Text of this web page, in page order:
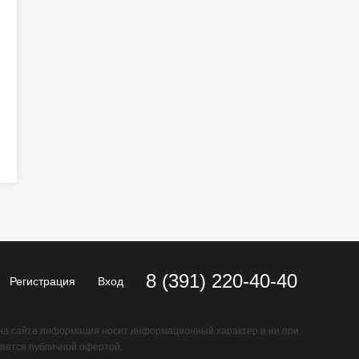
Регистрация Вход 8 (391) 220-40-40
сайте информация носит информационный характер и ни при
публичной офертой.